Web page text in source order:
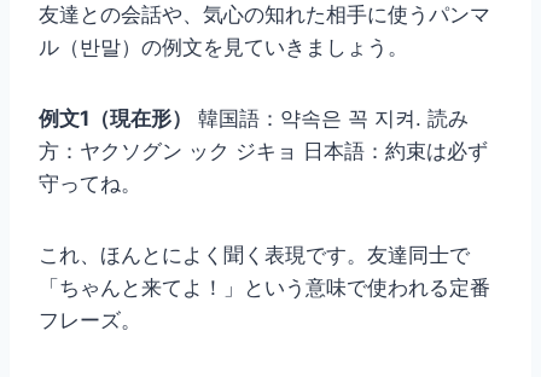
友達との会話や、気心の知れた相手に使うパンマ
ル（반말）の例文を見ていきましょう。
例文1（現在形）
韓国語：약속은 꼭 지켜. 読み
方：ヤクソグン ック ジキョ 日本語：約束は必ず
守ってね。
これ、ほんとによく聞く表現です。友達同士で
「ちゃんと来てよ！」という意味で使われる定番
フレーズ。